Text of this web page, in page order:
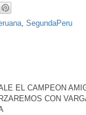
SegundaPeru
EL CAMPEON
CON